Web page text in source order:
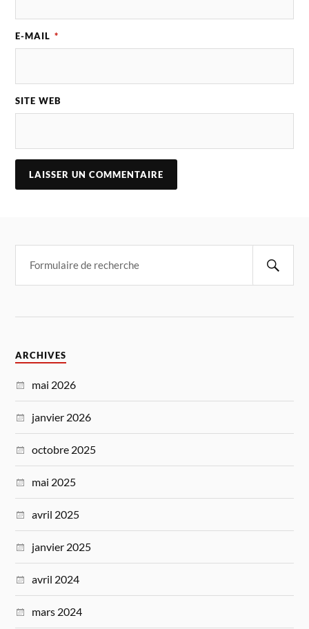
E-MAIL *
SITE WEB
ARCHIVES
mai 2026
janvier 2026
octobre 2025
mai 2025
avril 2025
janvier 2025
avril 2024
mars 2024